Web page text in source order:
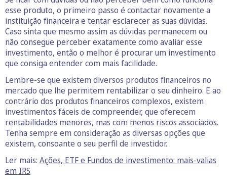
esse produto, o primeiro passo é contactar novamente a
instituição financeira e tentar esclarecer as suas dúvidas.
Caso sinta que mesmo assim as dúvidas permanecem ou
não consegue perceber exatamente como avaliar esse
investimento, então o melhor é procurar um investimento
que consiga entender com mais facilidade.
Lembre-se que existem diversos produtos financeiros no
mercado que lhe permitem rentabilizar o seu dinheiro. E ao
contrário dos produtos financeiros complexos, existem
investimentos fáceis de compreender, que oferecem
rentabilidades menores, mas com menos riscos associados.
Tenha sempre em consideração as diversas opções que
existem, consoante o seu perfil de investidor.
Ler mais: Ações, ETF e Fundos de investimento: mais-valias
em IRS